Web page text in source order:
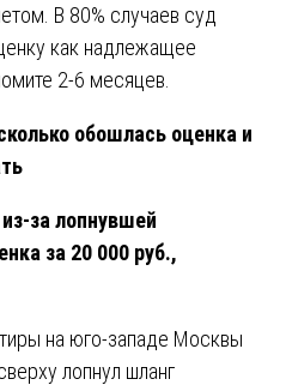
В 80% случаев суд
как надлежащее
2-6 месяцев.
обошлась оценка и
за лопнувшей
за 20 000 руб.,
на юго-западе Москвы
лопнул шланг